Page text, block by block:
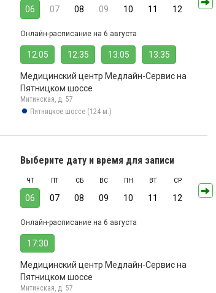
06 07 08 09 10 11 12
Онлайн-расписание на 6 августа
12:05 12:35 13:05 13:35
Медицинский центр Медлайн-Сервис на
Пятницком шоссе
Митинская, д. 57
Пятницкое шоссе (124 м.)
Выберите дату и время для записи
ЧТ
06
ПТ
07
СБ
08
ВС
09
ПН
10
ВТ
11
СР
12
Онлайн-расписание на 6 августа
17:30
Медицинский центр Медлайн-Сервис на
Пятницком шоссе
Митинская, д. 57